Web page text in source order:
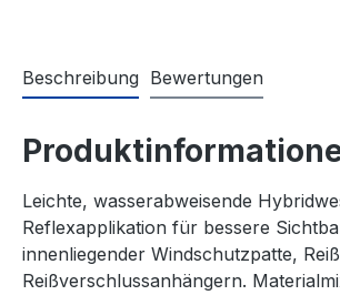
Beschreibung Bewertungen
Leichte, wasserabweisende
Reflexapplikation für bessere
innenliegender Windschutzpatte,
Reißverschlussanhängern.